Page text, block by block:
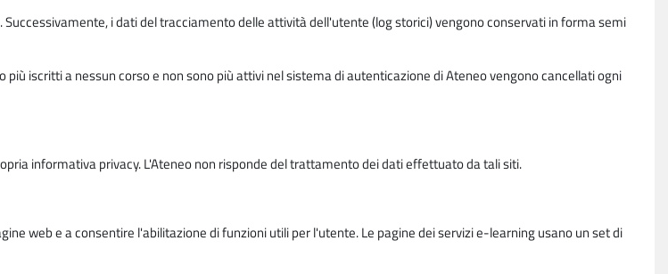
i dati del tracciamento delle attività dell'utente (log storici) vengono conservati in forma semi
iscritti a nessun corso e non sono più attivi nel sistema di autenticazione di Ateneo vengono cancellati ogni
informativa privacy. L'Ateneo non risponde del trattamento dei dati effettuato da tali siti.
web e a consentire l'abilitazione di funzioni utili per l'utente. Le pagine dei servizi e-learning usano un set di